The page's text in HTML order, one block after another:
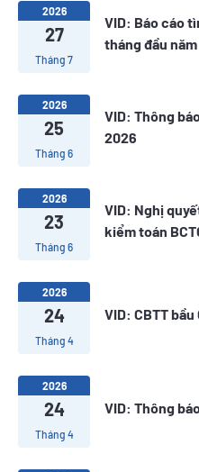
2026
27
Tháng 7
VID: Báo cáo
tháng đầu
2026
25
Tháng 6
VID: Thông
2026
2026
23
Tháng 6
VID: Nghị
kiểm toán
2026
24
Tháng 4
VID: CBTT
2026
24
Tháng 4
VID: Thông